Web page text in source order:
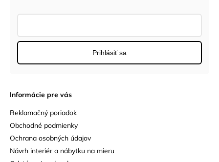
Informácie pre vás
Reklamačný poriadok
Obchodné podmienky
Ochrana osobných údajov
Návrh interiér a nábytku na mieru
Prihlásiť sa